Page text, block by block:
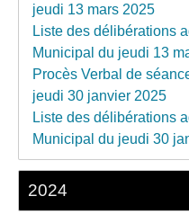
jeudi 13 mars 2025
Liste des délibérations
Municipal du jeudi 13
Procès Verbal de
jeudi 30 janvier 2025
Liste des délibérations
Municipal du jeudi 30
2024